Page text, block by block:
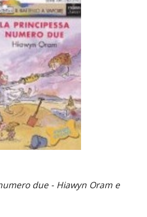
due - Hiawyn Oram e